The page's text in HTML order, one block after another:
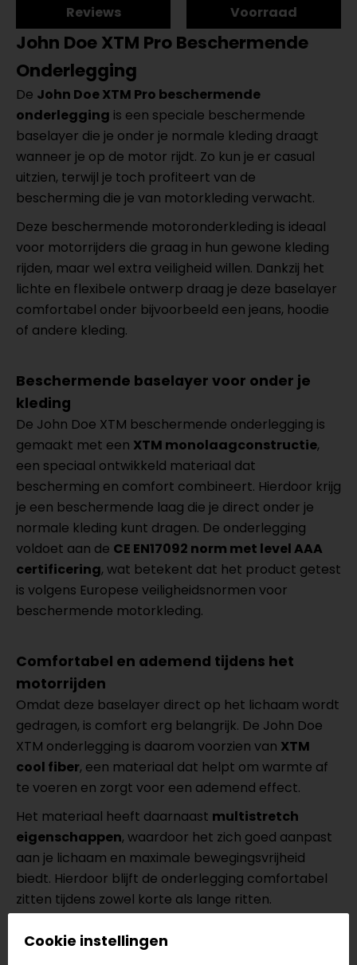
Reviews Voorraad
John Doe XTM Pro Beschermende
Onderlegging
De John Doe XTM Pro beschermende
onderlegging is een speciale beschermende
baselayer die je onder je normale kleding draagt
wanneer je op de motor rijdt. Zo kun je er casual
uitzien, terwijl je toch profiteert van de
bescherming die je van motorkleding verwacht.
Deze beschermende motoronderkleding is ideaal
voor motorrijders die graag in hun gewone kleding
rijden, maar wel extra veiligheid willen. Dankzij het
lichte en flexibele ontwerp draag je deze baselayer
comfortabel onder bijvoorbeeld een jeans, hoodie
of andere kleding.
Beschermende baselayer voor onder je
kleding
De John Doe XTM beschermende onderlegging is
gemaakt met een XTM monolaagconstructie,
een speciaal ontwikkeld materiaal dat
bescherming en comfort combineert. Hierdoor krijg
je een beschermende laag die je direct onder je
normale kleding kunt dragen. De onderlegging
voldoet aan de CE EN17092 norm met level AAA
certificering, wat betekent dat het product getest
is volgens Europese veiligheidsnormen voor
beschermende motorkleding.
Comfortabel en ademend tijdens het
motorrijden
Omdat deze baselayer direct op het lichaam wordt
gedragen, is comfort erg belangrijk. De John Doe
XTM onderlegging is daarom voorzien van XTM
cool fiber, een materiaal dat helpt om warmte af
te voeren en zorgt voor een ademend effect.
Het materiaal heeft daarnaast multistretch
eigenschappen, waardoor het zich goed aanpast
aan je lichaam en maximale bewegingsvrijheid
biedt. Hierdoor blijft de onderlegging comfortabel
zitten tijdens zowel korte als lange ritten.
Specificaties van de John Doe XTM
Cookie instellingen